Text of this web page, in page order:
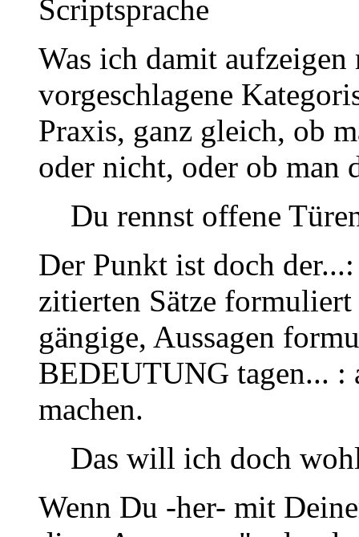
Scriptsprache
Was ich damit
vorgeschlagene
Praxis, ganz gleich, ob
oder nicht, oder ob man
Du rennst offene
Der Punkt ist doch
zitierten Sätze
gängige, Aussagen
BEDEUTUNG tagen... :
machen.
Das will ich doch
Wenn Du -her- mit